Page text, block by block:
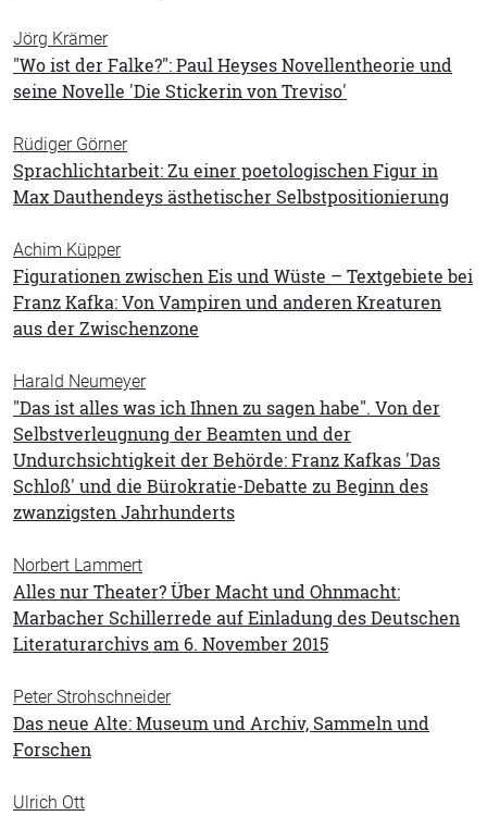
Jörg Krämer
"Wo ist der Falke?": Paul Heyses Novellentheorie und
seine Novelle 'Die Stickerin von Treviso'
Rüdiger Görner
Sprachlichtarbeit: Zu einer poetologischen Figur in
Max Dauthendeys ästhetischer Selbstpositionierung
Achim Küpper
Figurationen zwischen Eis und Wüste – Textgebiete bei
Franz Kafka: Von Vampiren und anderen Kreaturen
aus der Zwischenzone
Harald Neumeyer
"Das ist alles was ich Ihnen zu sagen habe". Von der
Selbstverleugnung der Beamten und der
Undurchsichtigkeit der Behörde: Franz Kafkas 'Das
Schloß' und die Bürokratie-Debatte zu Beginn des
zwanzigsten Jahrhunderts
Norbert Lammert
Alles nur Theater? Über Macht und Ohnmacht:
Marbacher Schillerrede auf Einladung des Deutschen
Literaturarchivs am 6. November 2015
Peter Strohschneider
Das neue Alte: Museum und Archiv, Sammeln und
Forschen
Ulrich Ott